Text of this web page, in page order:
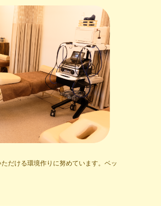
だける環境作りに努めています。ベッ